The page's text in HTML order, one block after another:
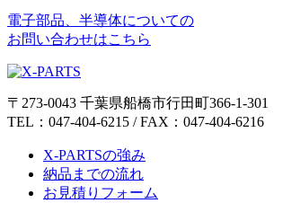
電子部品、半導体についての
お問い合わせはこちら
〒273-0043 千葉県船橋市行田町366-1-301
TEL：047-404-6215 / FAX：047-404-6216
X-PARTSの強み
納品までの流れ
お見積りフォーム